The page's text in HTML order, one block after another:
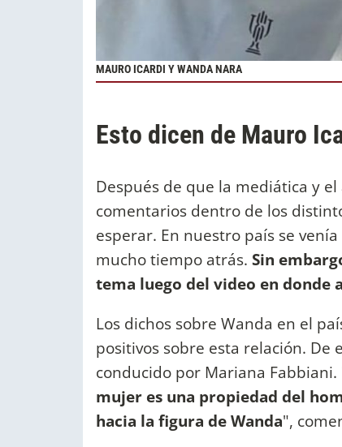
MAURO ICARDI Y WANDA NARA
Esto dicen de Mauro
Después de que la mediática y
comentarios dentro de los
esperar. En nuestro país se
mucho tiempo atrás. Sin
tema luego del video en donde
Los dichos sobre Wanda en el
positivos sobre esta relación.
conducido por Mariana Fabbiani.
mujer es una propiedad del
hacia la figura de Wanda",